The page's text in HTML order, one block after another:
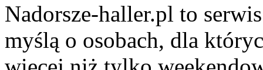
Nadorsze-haller.pl to
myślą o osobach, dla